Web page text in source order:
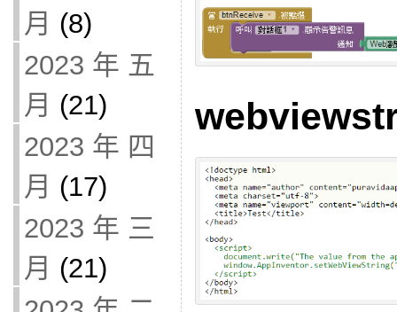
月 (8)
2023 年 五
月 (21)
2023 年 四
月 (17)
2023 年 三
月 (21)